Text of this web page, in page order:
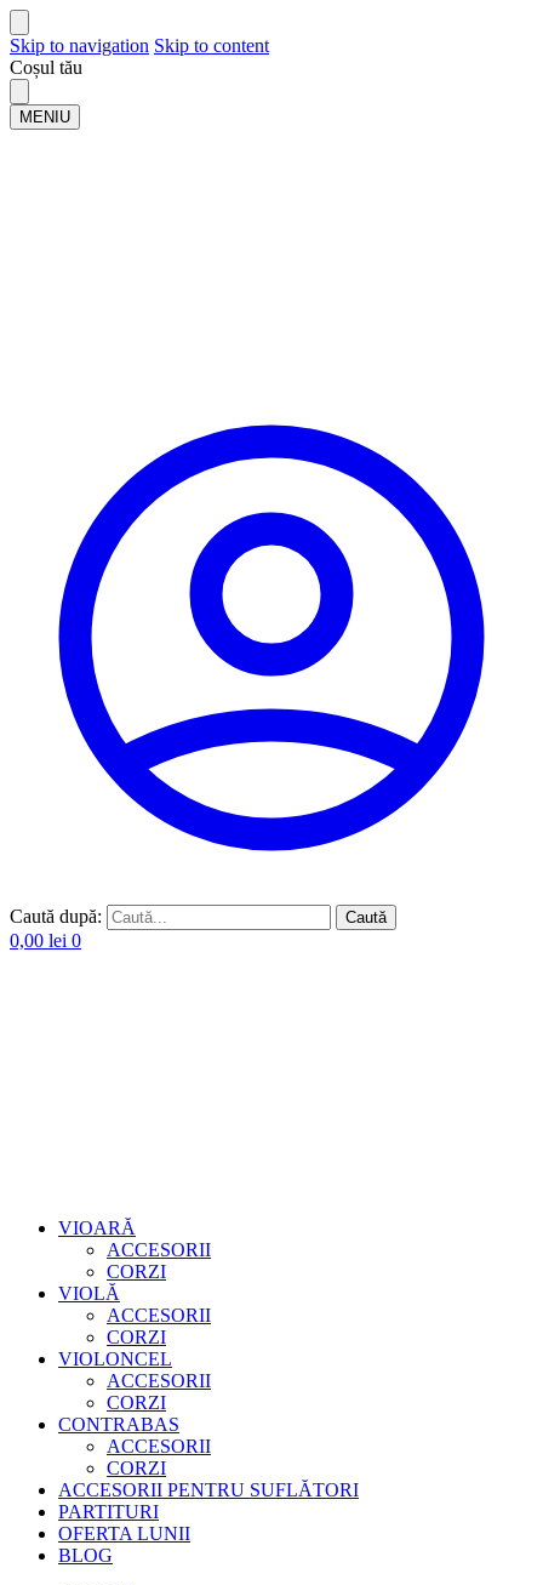
Skip to navigation Skip to content
Coșul tău
MENIU
Caută după: Caută
0,00 lei 0
VIOARĂ
ACCESORII
CORZI
VIOLĂ
ACCESORII
CORZI
VIOLONCEL
ACCESORII
CORZI
CONTRABAS
ACCESORII
CORZI
ACCESORII PENTRU SUFLĂTORI
PARTITURI
OFERTA LUNII
BLOG